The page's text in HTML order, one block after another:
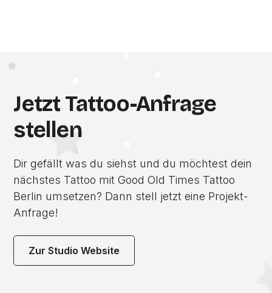
Jetzt Tattoo-Anfrage
stellen
Dir gefällt was du siehst und du möchtest dein
nächstes Tattoo mit Good Old Times Tattoo
Berlin umsetzen? Dann stell jetzt eine Projekt-
Anfrage!
Zur Studio Website